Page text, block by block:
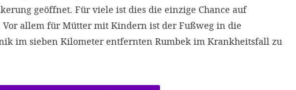
geöffnet. Für viele ist dies die einzige Chance auf
allem für Mütter mit Kindern ist der Fußweg in die
im sieben Kilometer entfernten Rumbek im Krankheitsfall zu